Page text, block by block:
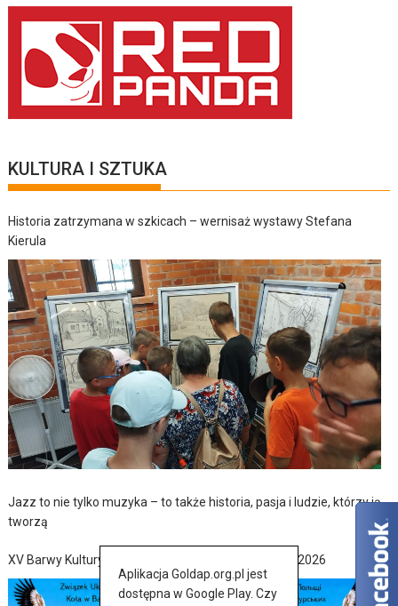
KULTURA I SZTUKA
Historia zatrzymana w szkicach – wernisaż wystawy Stefana
Kierula
Jazz to nie tylko muzyka – to także historia, pasja i ludzie, którzy ją
tworzą
XV Barwy Kultury Ukraińskiej w Baniach Mazurskich 2026
Aplikacja Goldap.org.pl jest
dostępna w Google Play. Czy